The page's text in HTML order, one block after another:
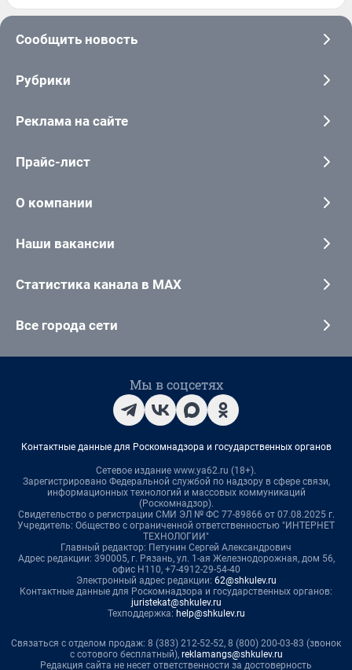
Сообщить новость
Рубрики
Реклама на сайте
Прайс-лист
О компании
Наши вакансии
Статистика канала в MAX
Все города сети
Мы в соцсетях
Контактные данные для Роскомнадзора и государственных органов
Сетевое издание www.ya62.ru (18+).
Зарегистрировано Федеральной службой по надзору в сфере связи,
информационных технологий и массовых коммуникаций
(Роскомнадзор).
Свидетельство о регистрации СМИ ЭЛ № ФС 77-89866 от 07.08.2025 г.
Учредитель: Общество с ограниченной ответственностью "ИНТЕРНЕТ
ТЕХНОЛОГИИ"
Главный редактор: Петунин Сергей Александрович
Адрес редакции: 390005, г. Рязань, ул. 1-ая Железнодорожная, дом 56,
офис Н110, +7-4912-29-54-40
Электронный адрес редакции: 62@shkulev.ru
Контактные данные для Роскомнадзора и государственных органов:
juristekat@shkulev.ru
Техподдержка: help@shkulev.ru
Связаться с отделом продаж: 8 (383) 212-52-52, 8 (800) 200-03-83 (звонок
с сотового бесплатный), reklamangs@shkulev.ru
Редакция сайта не несет ответственности за достоверность